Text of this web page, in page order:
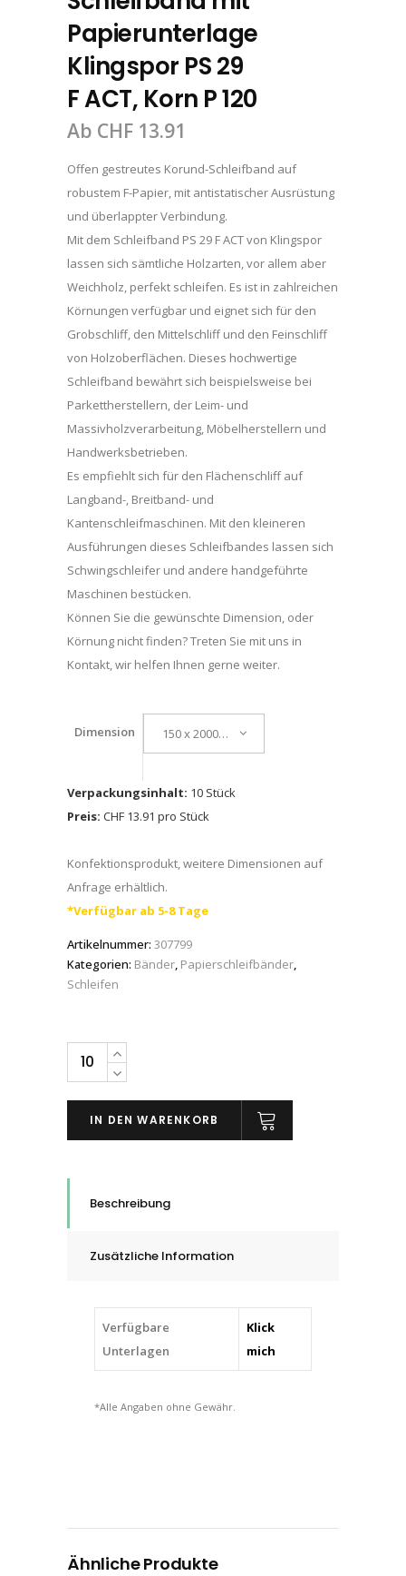
Papierunterlage
Klingspor PS 29
F ACT, Korn P 120
Ab CHF 13.91
Offen gestreutes Korund-Schleifband auf
robustem F-Papier, mit antistatischer Ausrüstung
und überlappter Verbindung.
Mit dem Schleifband PS 29 F ACT von Klingspor
lassen sich sämtliche Holzarten, vor allem aber
Weichholz, perfekt schleifen. Es ist in zahlreichen
Körnungen verfügbar und eignet sich für den
Grobschliff, den Mittelschliff und den Feinschliff
von Holzoberflächen. Dieses hochwertige
Schleifband bewährt sich beispielsweise bei
Parkettherstellern, der Leim- und
Massivholzverarbeitung, Möbelherstellern und
Handwerksbetrieben.
Es empfiehlt sich für den Flächenschliff auf
Langband-, Breitband- und
Kantenschleifmaschinen. Mit den kleineren
Ausführungen dieses Schleifbandes lassen sich
Schwingschleifer und andere handgeführte
Maschinen bestücken.
Können Sie die gewünschte Dimension, oder
Körnung nicht finden? Treten Sie mit uns in
Kontakt, wir helfen Ihnen gerne weiter.
Dimension 150 x 2000mm
Verpackungsinhalt: 10 Stück
Preis: CHF 13.91 pro Stück
Konfektionsprodukt, weitere Dimensionen auf
Anfrage erhältlich.
*Verfügbar ab 5-8 Tage
Artikelnummer: 307799
Kategorien: Bänder, Papierschleifbänder,
Schleifen
Schleifband
Papierunterlage
Klingspor
quantity
IN DEN WARENKORB
Beschreibung
Zusätzliche Information
Verfügbare
Unterlagen
Klick
mich
*Alle Angaben ohne Gewähr.
Ähnliche Produkte